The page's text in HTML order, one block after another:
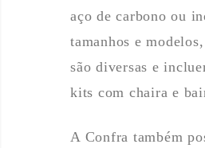
aço de carbono ou
tamanhos e
são diversas e
kits com chaira e
A Confra também